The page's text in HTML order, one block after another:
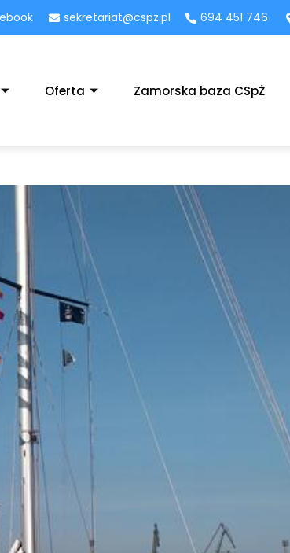
sekretariat@cspz.pl 694 451 746
Oferta Zamorska baza CSpŻ